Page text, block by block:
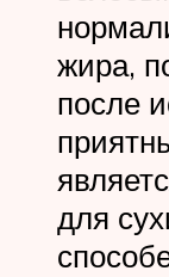
жира,
после
для